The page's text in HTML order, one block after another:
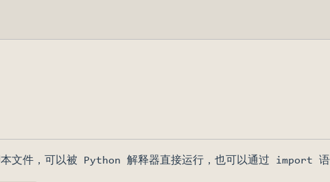
文件，可以被 Python 解释器直接运行，也可以通过 import 语